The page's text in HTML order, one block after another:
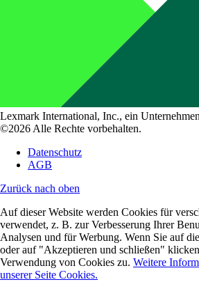
Lexmark International, Inc., ein
©2026 Alle Rechte vorbehalten.
Datenschutz
AGB
Zurück nach oben
Auf dieser Website werden Cookies für
verwendet, z. B. zur Verbesserung Ihrer
Analysen und für Werbung. Wenn Sie auf
oder auf "Akzeptieren und schließen"
Verwendung von Cookies zu. Weitere
unserer Seite Cookies.